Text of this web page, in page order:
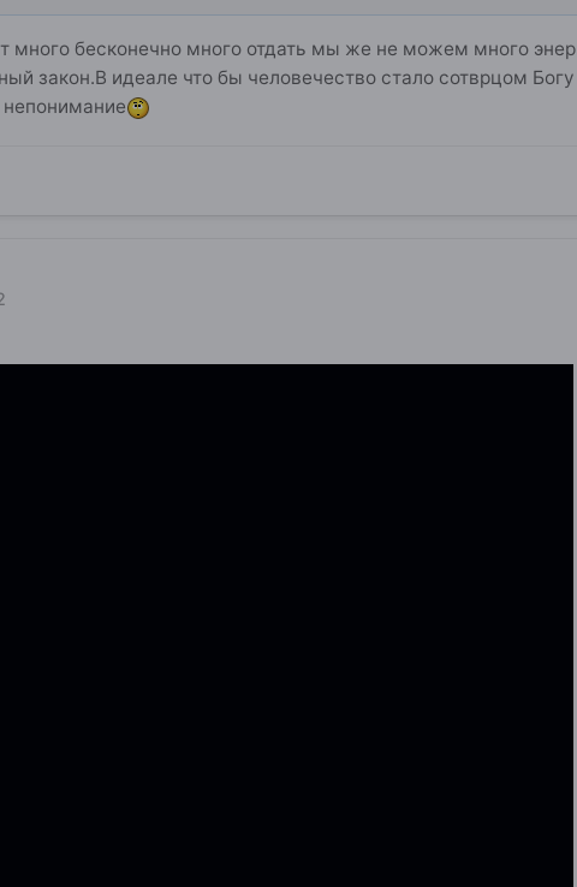
много бесконечно много отдать мы же не можем много
закон.В идеале что бы человечество стало сотврцом
непонимание